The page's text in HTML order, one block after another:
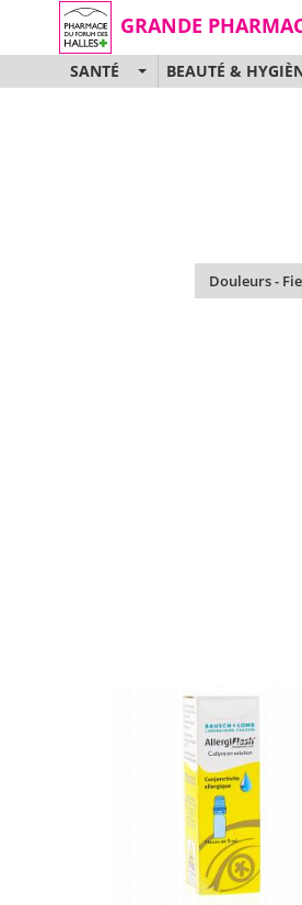
GRANDE
SANTÉ BEAUTÉ &
Douleurs -